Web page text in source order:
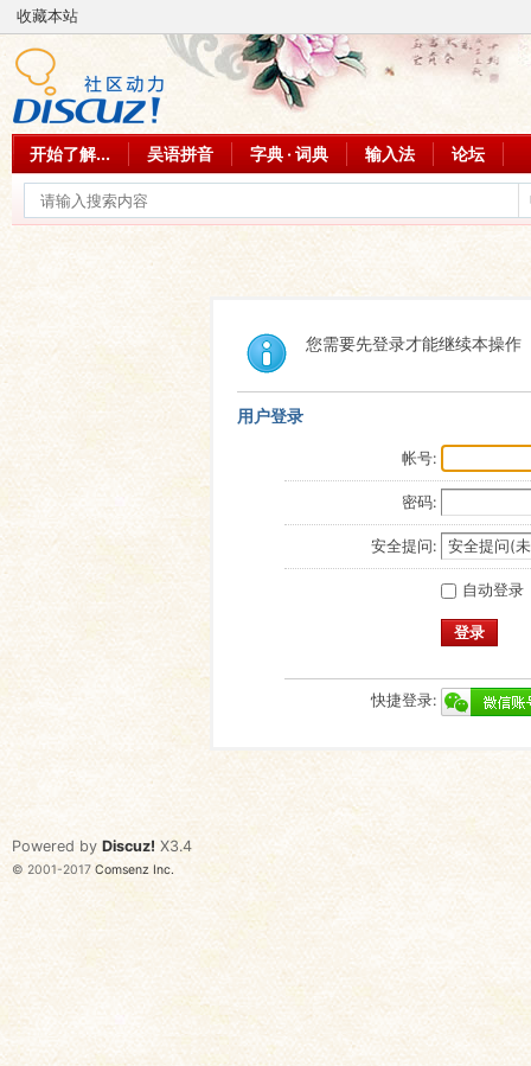
收藏本站
开始了解... 吴语拼音 字典 · 词典 输入法 论坛
您需要先登录才能继续本操作
用户登录
帐号:
密码:
安全提问:
自动登录
登录
快捷登录:
Powered by Discuz! X3.4
© 2001-2017 Comsenz Inc.